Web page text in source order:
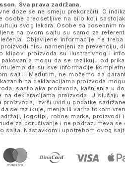
. Sva prava zadržana.
doze se ne smeju prekoračiti. O
preosetljive na bilo koji
svog lekara. Osobe sa posebnim
na ovom sajtu su samo za
Objavljene informacije ne
nisu namenjeni za prevenciju,
proizvoda su ilustrativnog i
mogu da se razlikuju od
da su sve informacije
sajtu. Međutim, ne možemo da
na deklaracijama proizvoda
sastojaka proizvoda, kašnjenja u
deklaracijama proizvoda. U slučaju
izvrši uvid u podatke
se razlikuje, menja ili varira tokom
logotipi, robne marke,
za poručivanje i ne podrazumeva
sajta. Nastavkom i upotrebom ovog